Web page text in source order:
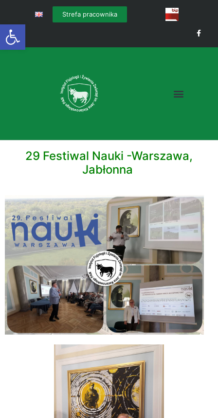
Otwórz pasek narzędzi
Strefa pracownika
29 Festiwal Nauki -Warszawa,
Jabłonna